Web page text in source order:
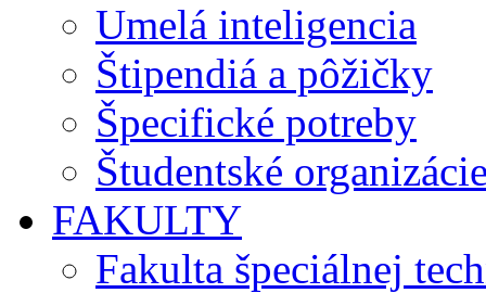
Umelá inteligencia
Štipendiá a pôžičky
Špecifické potreby
Študentské
FAKULTY
Fakulta špeciálnej